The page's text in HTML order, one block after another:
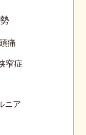
痛
窄症
ニア